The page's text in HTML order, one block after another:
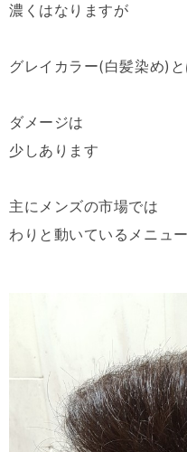
濃くはなりますが
グレイカラー(白髪染め)
ダメージは
少しあります
主にメンズの市場では
わりと動いているメニュ